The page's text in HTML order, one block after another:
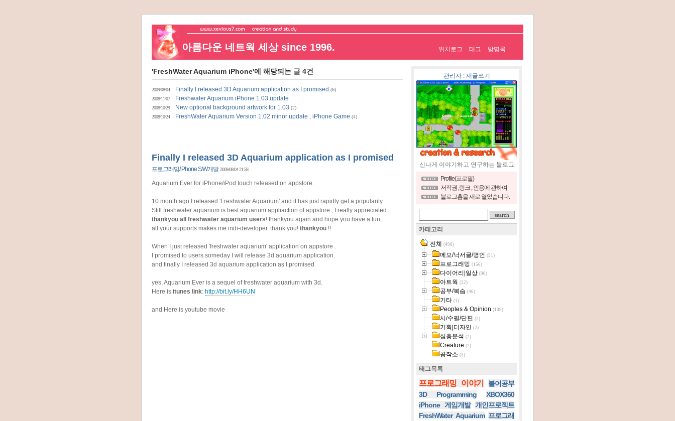
아름다운 네트웍 세상 since 1996. 위치로그 태그 방명록
'FreshWater Aquarium iPhone'에 해당되는 글 4건
2009/08/04 Finally I released 3D Aquarium application as I promised (6)
2008/11/07
Freshwater Aquarium iPhone 1.03 update
2008/10/29 New optional background artwork for 1.03 (2)
2008/10/24
FreshWater Aquarium Version 1.02 minor update , iPhone Game (4)
Finally I released 3D Aquarium application as I promised
프로그래밍/iPhone S/W개발 2009/08/04 21:58
Aquarium Ever for iPhone/iPod touch released on appstore.
10 month ago I released 'Freshwater Aquarium' and it has just rapidly get a popularity.
Still freshwater aquarium is best aquarium appliaction of appstore , I really appreciated.
thankyou all freshwater aquarium users! thankyou again and hope you have a fun.
all your supports makes me indi-developer. thank you! thankyou !!
When I just released 'freshwater aquarium' application on appstore .
I promised to users someday I will release 3d aquarium application.
and finally I released 3d aquarium application as I promised.
yes, Aquarium Ever is a sequel of freshwater aquarium with 3d.
Here is itunes link: http://bit.ly/HH6UN
and Here is youtube movie
관리자: 새글쓰기
신나게 이야기하고 연구하는 블로그
Profile(프로필)
저작권 ,링크 , 인용에 관하여
블로그홈을 새로 열었습니다.
카테고리
전체 (490)
메모/낙서글/명언 (51)
프로그래밍 (156)
다이어리|일상 (90)
아트웍 (22)
공부/복습 (46)
기타 (1)
Peoples & Opinion (109)
시/수필/단편 (2)
기획|디자인 (2)
심층분석 (2)
Creature (2)
공작소 (3)
태그목록
프로그래밍 이야기
불어공부
3D Programming
XBOX360
iPhone 게임개발 개인프로젝트
FreshWater Aquarium 프로그래